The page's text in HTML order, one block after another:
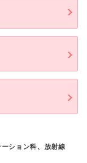
ション科、放射線